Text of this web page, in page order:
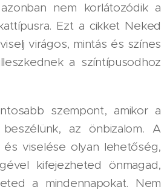
nem korlátozódik a
Ezt a cikket Neked
virágos, mintás és színes
a színtípusodhoz
szempont, amikor a
az önbizalom. A
és viselése olyan lehetőség,
kifejezheted önmagad,
a mindennapokat. Nem